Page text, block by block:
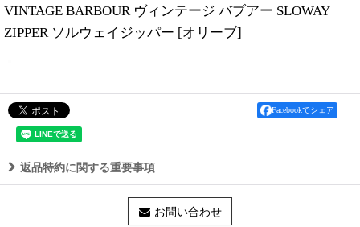
VINTAGE BARBOUR ヴィンテージ バブアー SLOWAY
ZIPPER ソルウェイジッパー [オリーブ]
Facebookでシェア
返品特約に関する重要事項
お問い合わせ